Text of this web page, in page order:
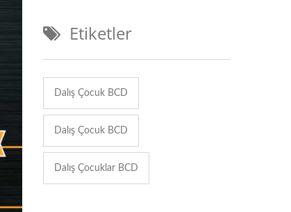
Etiketler
Dalış Çocuk BCD
Dalış Çocuk BCD
Dalış Çocuklar BCD